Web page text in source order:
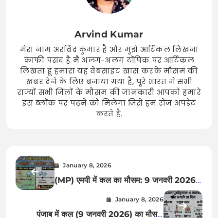
Arvind Kumar
मेरा नाम अरविंद कुमार है और मुझे आर्टिकल लिखना
काफी पसंद है मैं अलग-अलग टॉपिक पर आर्टिकल
लिखता हूं हमारा यह वेबसाइट खास करके मौसम की
खबर देने के लिए बनाया गया है, पूरे भारत में सभी
राज्यों सभी जिलों के मौसम की जानकारी आपको हमारे
इस ब्लॉक पर पढ़ने को मिलेगा जिसे हम रोज अपडेट
करते हैं.
January 8, 2026
(MP) एमपी में कल का मौसम: 9 जनवरी 2026
को भोपाल, इंदौर और ग्वालियर में भारी बारिश का
अलर्ट? जेनें अगले 10 दिन का सटीक अनुमान
January 8, 2026
पंजाब में कल (9 जनवरी 2026) का मौसम: